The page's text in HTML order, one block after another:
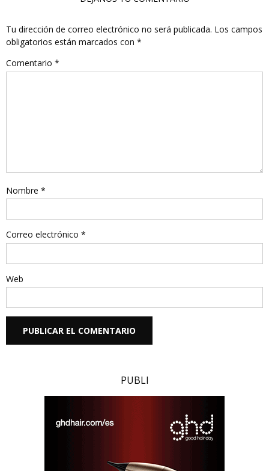
Tu dirección de correo electrónico no será publicada. Los campos
obligatorios están marcados con *
Comentario *
Nombre *
Correo electrónico *
Web
PUBLI